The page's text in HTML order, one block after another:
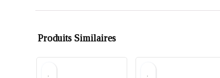
Produits Similaires